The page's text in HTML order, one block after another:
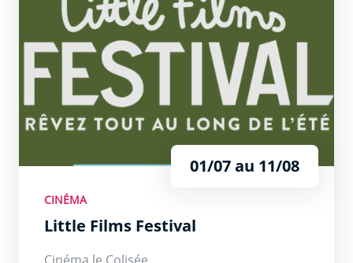
01/07 au 11/08
CINÉMA
Little Films Festival